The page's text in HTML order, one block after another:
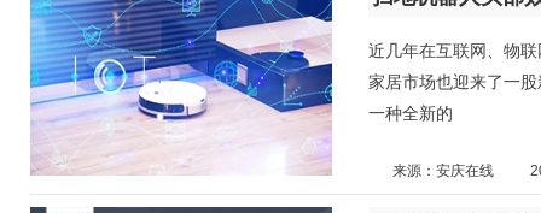
近几年在互联网、物
家居市场也迎来了一
一种全新的
来源：安庆在线